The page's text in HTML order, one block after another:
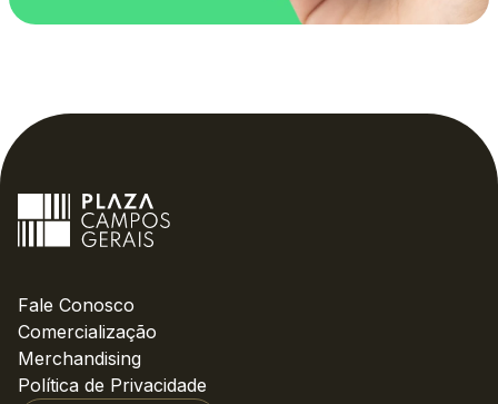
Fale Conosco
Comercialização
Merchandising
Política de Privacidade